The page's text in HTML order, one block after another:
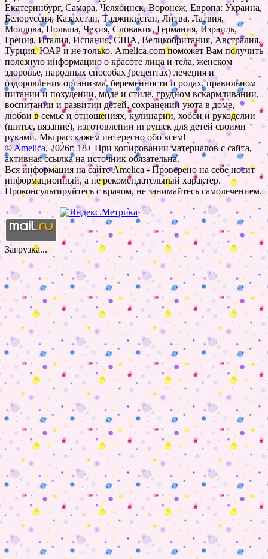
Екатеринбург, Самара, Челябинск, Воронеж, Европа: Украина,
Белоруссия, Казахстан, Таджикистан, Литва, Латвия,
Молдова, Польша, Чехия, Словакия, Германия, Израиль,
Греция, Италия, Испания, США, Великобритания, Австралия,
Турция, ЮАР и не только. Amelica.com поможет Вам получить
полезную информацию о красоте лица и тела, женском
здоровье, народных способах (рецептах) лечения и
оздоровления организма, беременности и родах, правильном
питании и похудении, моде и стиле, грудном вскармливании,
воспитании и развитии детей, сохранении уюта в доме,
любви в семье и отношениях, кулинарии, хобби и рукоделии
(шитье, вязание), изготовлении игрушек для детей своими
руками. Мы расскажем интересно обо всем!
©Amelica, 2026г. 18+ При копировании материалов с сайта,
активная ссылка на источник обязательна.
Вся информация на сайте Amelica - Проверено на себе носит
информационный, а не рекомендательный характер.
Проконсультируйтесь с врачом, не занимайтесь самолечением.
Загрузка...